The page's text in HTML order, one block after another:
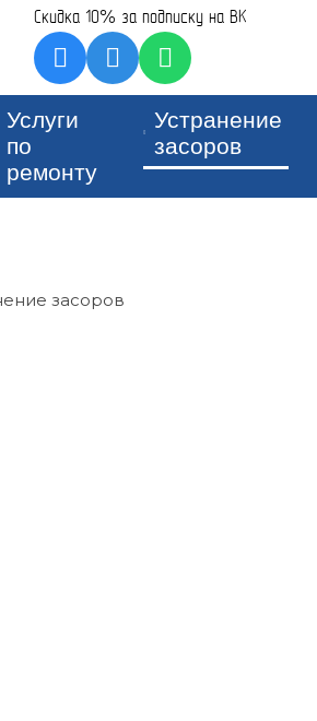
Скидка 10% за подписку на ВК
Услуги
по
ремонту
Устранение
засоров